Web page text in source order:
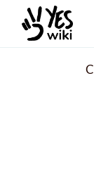
Aller au